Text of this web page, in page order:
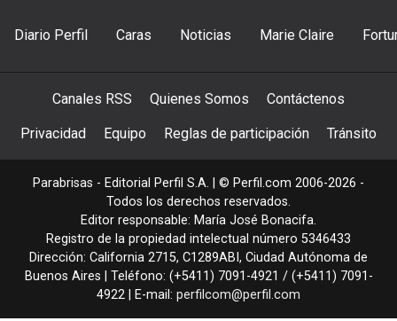
Diario Perfil Caras Noticias Marie Claire
Canales RSS Quienes Somos Contáctenos
Privacidad Equipo Reglas de participación Tránsito
Parabrisas - Editorial Perfil S.A. | © Perfil.com 2006-2026 -
Todos los derechos reservados.
Editor responsable: María José Bonacifa.
Registro de la propiedad intelectual número 5346433
Dirección: California 2715, C1289ABI , Ciudad Autónoma de
Buenos Aires | Teléfono: (+5411) 7091-4921 / (+5411) 7091-
4922 | E-mail: perfilcom@perfil.com